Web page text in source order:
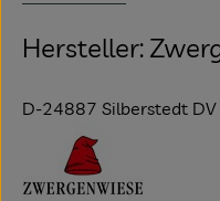
Hersteller:
D-24887 Silberstedt DV